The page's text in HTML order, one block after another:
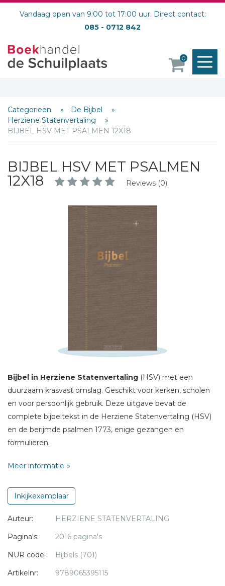
Vandaag open van 9:00 tot 17:00 uur. Direct contact:
085 - 0712 842
0
Categorieën
De Bijbel
Herziene Statenvertaling
BIJBEL HSV MET PSALMEN 12X18
BIJBEL HSV MET PSALMEN
12X18
Reviews (0)
Bijbel in Herziene Statenvertaling (HSV) met een
duurzaam krasvast omslag. Geschikt voor kerken, scholen
en voor persoonlijk gebruik. Deze uitgave bevat de
complete bijbeltekst in de Herziene Statenvertaling (HSV)
en de berijmde psalmen 1773, enige gezangen en
formulieren.
Kleur: bruin
Omslag: linnen
Meer informatie
Inkijkexemplaar
Auteur:
HERZIENE STATENVERTALING
Pagina's:
2016 pagina's
NUR code:
Bijbels (701)
Artikelnr:
9789065395115
Schrijf hieronder je review!
E-mail *
Titel *
Bericht *
* = verplicht